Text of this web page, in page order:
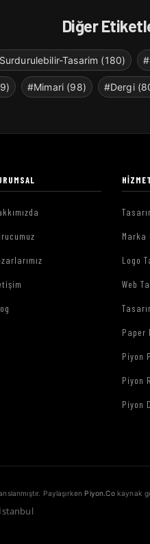
Diğer
Tasarim (180)
#Mimari (98) #Dergi
Marka
Logo
Web
Paper
Piyon
Piyon
Piyon
Paylaşırken Piyon.Cokaynak